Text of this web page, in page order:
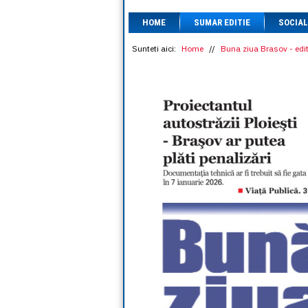
HOME SUMAR EDITIE SOCIAL
Sunteti aici: Home // Buna ziua Brasov -